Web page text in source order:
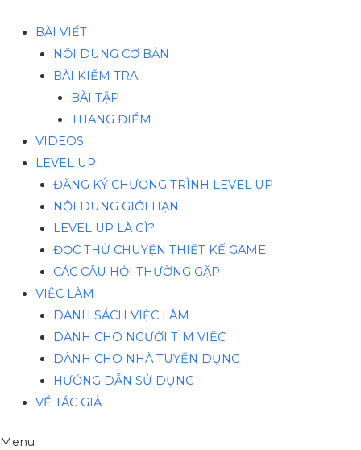
BÀI VIẾT
NỘI DUNG CƠ BẢN
BÀI KIỂM TRA
BÀI TẬP
THANG ĐIỂM
VIDEOS
LEVEL UP
ĐĂNG KÝ CHƯƠNG TRÌNH LEVEL UP
NỘI DUNG GIỚI HẠN
LEVEL UP LÀ GÌ?
ĐỌC THỬ CHUYỆN THIẾT KẾ GAME
CÁC CÂU HỎI THƯỜNG GẶP
VIỆC LÀM
DANH SÁCH VIỆC LÀM
DÀNH CHO NGƯỜI TÌM VIỆC
DÀNH CHO NHÀ TUYỂN DỤNG
HƯỚNG DẪN SỬ DỤNG
VỀ TÁC GIẢ
Menu